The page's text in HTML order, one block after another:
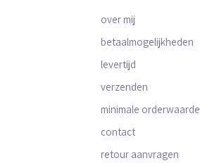
over mij
betaalmogelijkheden
levertijd
verzenden
minimale orderwaarde
contact
retour aanvragen